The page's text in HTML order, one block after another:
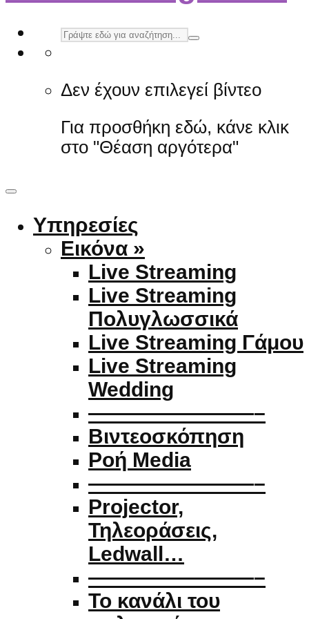
Δεν έχουν επιλεγεί βίντεο
Για προσθήκη εδώ, κάνε κλικ
στο "Θέαση αργότερα"
Υπηρεσίες
Εικόνα »
Live Streaming
Live Streaming
Πολυγλωσσικά
Live Streaming Γάμου
Live Streaming
Wedding
————————–
Βιντεοσκόπηση
Ροή Media
————————–
Projector,
Τηλεοράσεις,
Ledwall…
————————–
Το κανάλι του